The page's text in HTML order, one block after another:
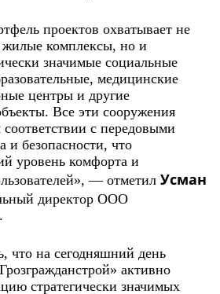
проектов охватывает не
жилые комплексы, но и
значимые социальные
медицинские
центры и другие
Все эти сооружения
с передовыми
и безопасности, что
уровень комфорта и
— отметил Усман
директор ООО
что на сегодняшний день
активно
стратегически значимых